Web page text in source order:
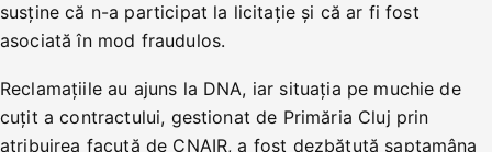
susține că n-a participat la licitație și că ar fi fost
asociată în mod fraudulos.
Reclamațiile au ajuns la DNA, iar situația pe muchie de
cuțit a contractului, gestionat de Primăria Cluj prin
atribuirea facută de CNAIR, a fost dezbătută saptamâna